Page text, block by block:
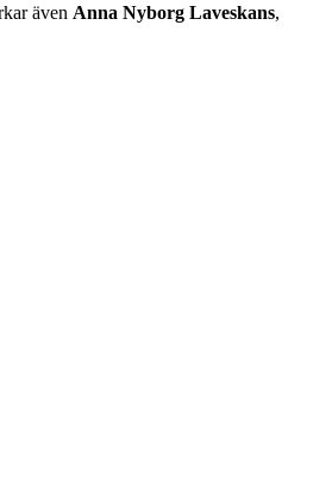
även Anna Nyborg Laveskans,